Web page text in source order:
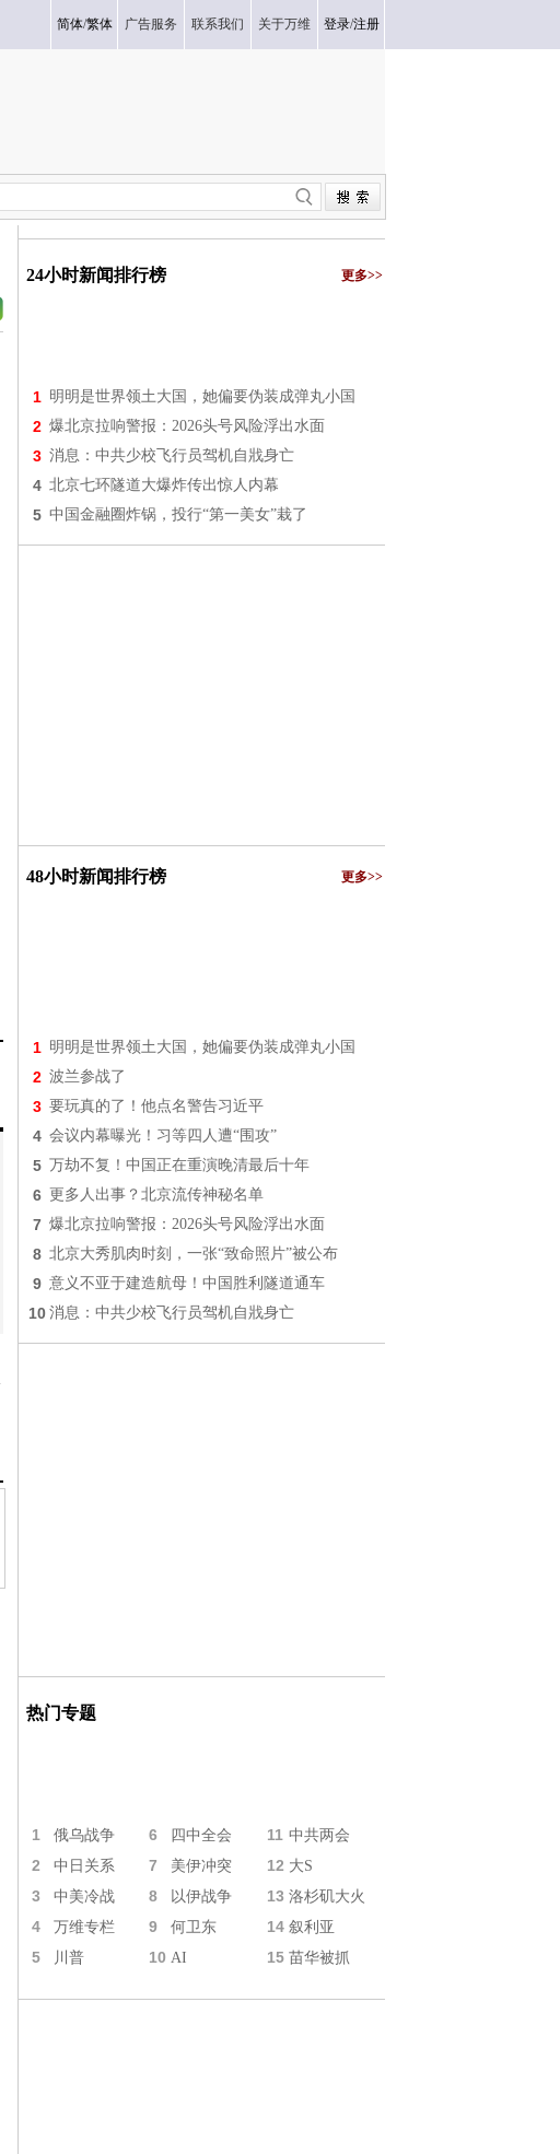
简体/繁体 广告服务 联系我们 关于万维 登录/注册
24小时新闻排行榜 更多>>
1 明明是世界领土大国，她偏要伪装成弹丸小国
2 爆北京拉响警报：2026头号风险浮出水面
3 消息：中共少校飞行员驾机自戕身亡
4 北京七环隧道大爆炸传出惊人内幕
5 中国金融圈炸锅，投行“第一美女”栽了
48小时新闻排行榜 更多>>
1 明明是世界领土大国，她偏要伪装成弹丸小国
2 波兰参战了
3 要玩真的了！他点名警告习近平
4 会议内幕曝光！习等四人遭“围攻”
5 万劫不复！中国正在重演晚清最后十年
6 更多人出事？北京流传神秘名单
7 爆北京拉响警报：2026头号风险浮出水面
8 北京大秀肌肉时刻，一张“致命照片”被公布
9 意义不亚于建造航母！中国胜利隧道通车
10 消息：中共少校飞行员驾机自戕身亡
热门专题
1 俄乌战争 6 四中全会 11 中共两会
2 中日关系 7 美伊冲突 12 大S
3 中美冷战 8 以伊战争 13 洛杉矶大火
4 万维专栏 9 何卫东 14 叙利亚
5 川普 10 AI 15 苗华被抓